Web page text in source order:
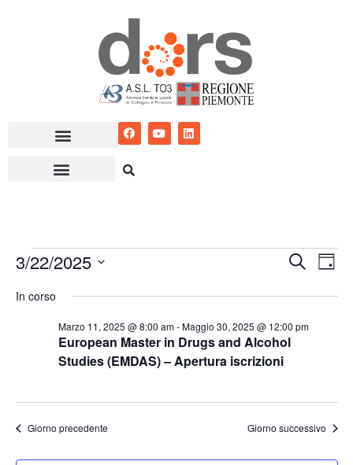
Eventi
e
viste
Cerca
3/22/2025
la
In corso
European Master in Drugs and Alcohol
Studies (EMDAS) – Apertura iscrizioni
Marzo 11, 2025 @ 8:00 am-Maggio 30, 2025 @ 12:00 pm
Giorno precedente Giorno successivo